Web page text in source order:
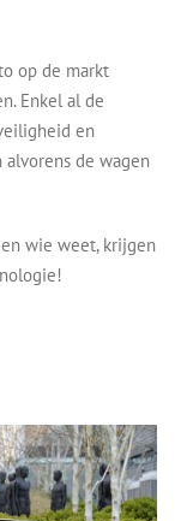
op de markt
Enkel al de
en
alvorens de wagen
wie weet, krijgen